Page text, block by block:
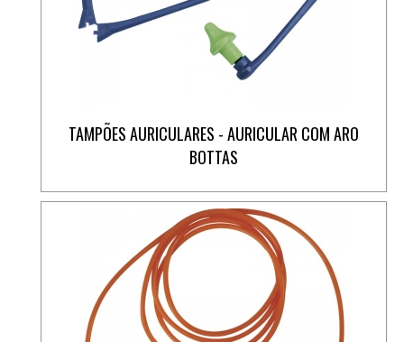
TAMPÕES AURICULARES - AURICULAR COM ARO
BOTTAS